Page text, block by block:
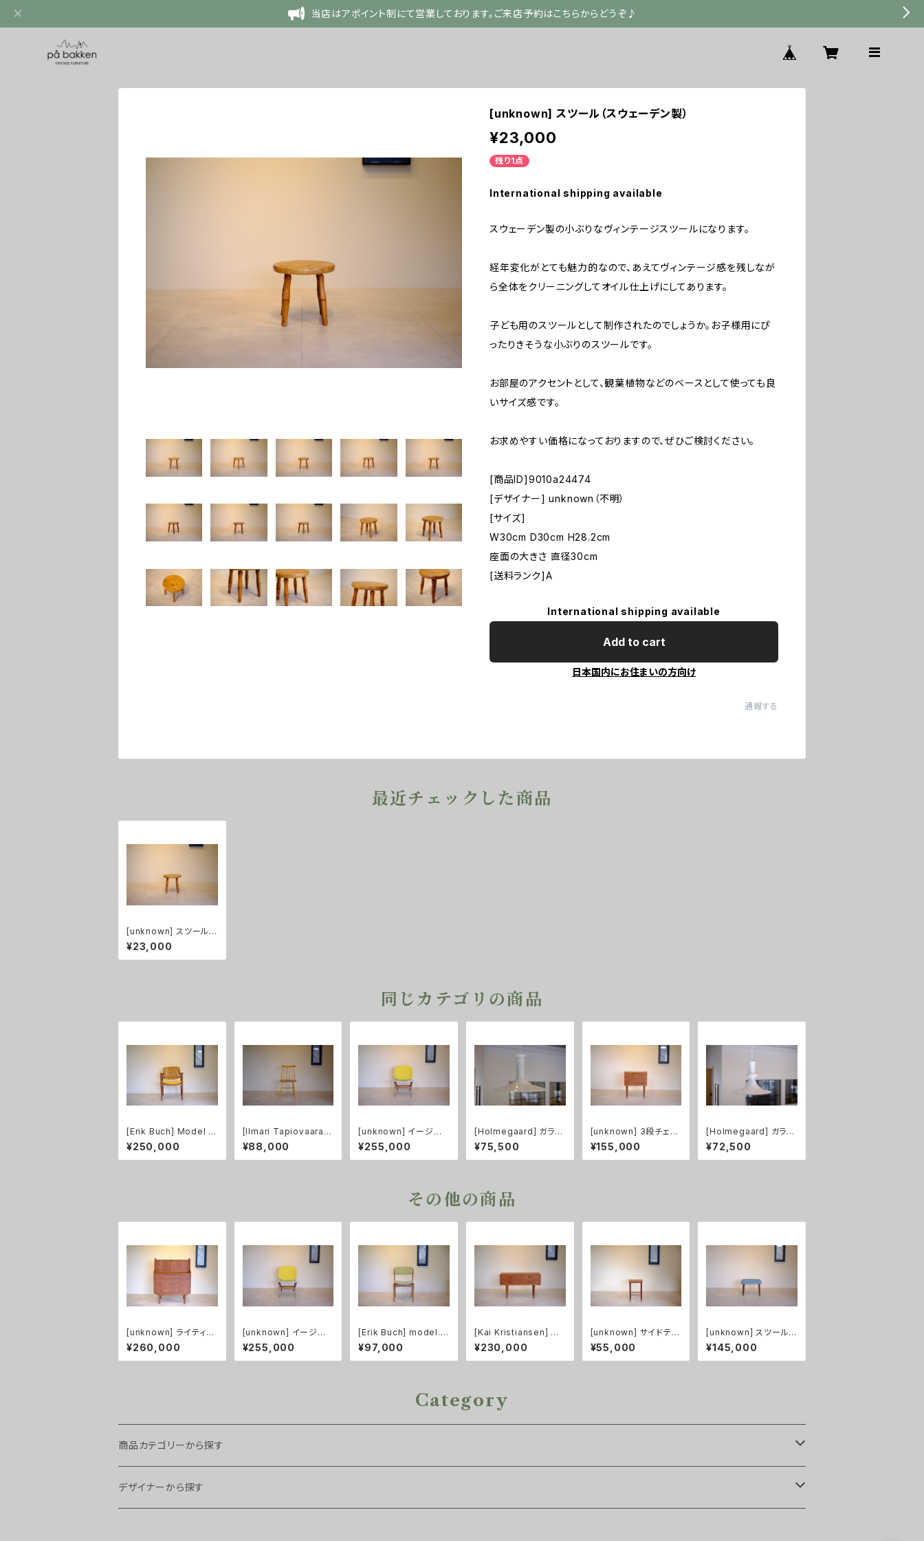
当店はアポイント制にて営業しております。ご来店予約はこちらからどうぞ♪
[unknown] スツール（スウェーデン製）
¥23,000
残り1点
International shipping available
スウェーデン製の小ぶりなヴィンテージスツールになります。
経年変化がとても魅力的なので、あえてヴィンテージ感を残しなが
ら全体をクリーニングしてオイル仕上げにしてあります。
子ども用のスツールとして制作されたのでしょうか。お子様用にぴ
ったりきそうな小ぶりのスツールです。
お部屋のアクセントとして、観葉植物などのベースとして使っても良
いサイズ感です。
お求めやすい価格になっておりますので、ぜひご検討ください。
[商品ID]9010a24474
[デザイナー] unknown（不明）
[サイズ]
W30cm D30cm H28.2cm
座面の大きさ 直径30cm
[送料ランク]A
International shipping available
Add to cart
日本国内にお住まいの方向け
通報する
最近チェックした商品
[unknown] スツール
（スウェーデン製）
¥23,000
同じカテゴリの商品
[Erik Buch] Model 6
7 Captain's Chair ア
ームチェア（張替え済
み）
¥250,000
[Ilmari Tapiovaara]
ファネットチェア 6S ナ
チュラル
¥88,000
[unknown] イージー
チェア チーク（張替え済
み）
¥255,000
[Holmegaard] ガラス
ペンダントライト Myth
os XL size
¥75,500
[unknown] 3段チェス
ト チーク
¥155,000
[Holmegaard] ガラス
ペンダントライト Etude
1
¥72,500
その他の商品
[unknown] ライティン
グビューロー チーク
¥260,000
[unknown] イージー
チェア チーク（張替え済
み）
¥255,000
[Erik Buch] model.4
9 ダイニングチェア
¥97,000
[Kai Kristiansen] ダ
ブルチェスト チーク
¥230,000
[unknown] サイドテー
ブル チーク
¥55,000
[unknown] スツール
チーク（張替え済み）
¥145,000
Category
商品カテゴリーから探す
チェア・スツール
デザイナーから探す